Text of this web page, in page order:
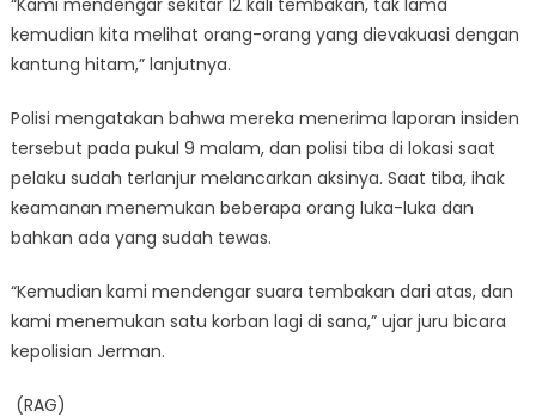
kemudian kita melihat orang-orang yang dievakuasi dengan
kantung hitam,” lanjutnya.
Polisi mengatakan bahwa mereka menerima laporan insiden
tersebut pada pukul 9 malam, dan polisi tiba di lokasi saat
pelaku sudah terlanjur melancarkan aksinya. Saat tiba, ihak
keamanan menemukan beberapa orang luka-luka dan
bahkan ada yang sudah tewas.
“Kemudian kami mendengar suara tembakan dari atas, dan
kami menemukan satu korban lagi di sana,” ujar juru bicara
kepolisian Jerman.
(RAG)